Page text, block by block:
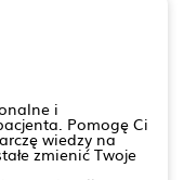
i
Pomogę Ci
wiedzy na
zmienić Twoje